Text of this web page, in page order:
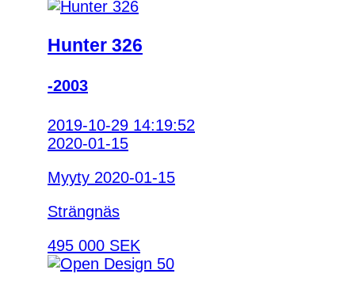
Hunter 326
-2003
2019-10-29 14:19:52
2020-01-15
Myyty 2020-01-15
Strängnäs
495 000 SEK